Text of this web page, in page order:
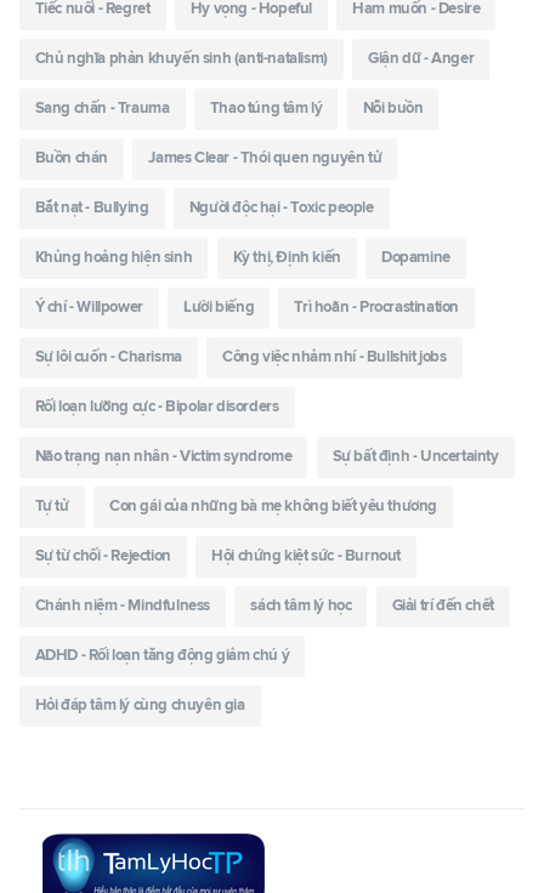
Tiếc nuối - Regret Hy vọng - Hopeful Ham muốn - Desire
Chủ nghĩa phản khuyến sinh (anti-natalism) Giận dữ - Anger
Sang chấn - Trauma Thao túng tâm lý Nỗi buồn
Buồn chán James Clear - Thói quen nguyên tử
Bắt nạt - Bullying Người độc hại - Toxic people
Khủng hoảng hiện sinh Kỳ thị, Định kiến Dopamine
Ý chí - Willpower Lười biếng Trì hoãn - Procrastination
Sự lôi cuốn - Charisma Công việc nhảm nhí - Bullshit jobs
Rối loạn lưỡng cực - Bipolar disorders
Não trạng nạn nhân - Victim syndrome Sự bất định - Uncertainty
Tự tử Con gái của những bà mẹ không biết yêu thương
Sự từ chối - Rejection Hội chứng kiệt sức - Burnout
Chánh niệm - Mindfulness sách tâm lý học Giải trí đến chết
ADHD - Rối loạn tăng động giảm chú ý
Hỏi đáp tâm lý cùng chuyên gia